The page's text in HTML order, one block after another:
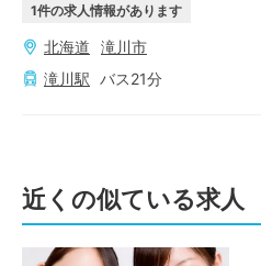
1件の求人情報があります
北海道
滝川市
滝川駅 バス21分
近くの似ている求人